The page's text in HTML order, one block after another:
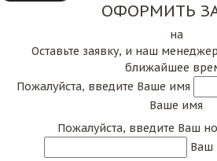
ОФОРМИТЬ
на
Оставьте заявку, и наш
ближайшее
Пожалуйста, введите Ваше имя
Ваше имя
Пожалуйста, введите Ваш
Ваш